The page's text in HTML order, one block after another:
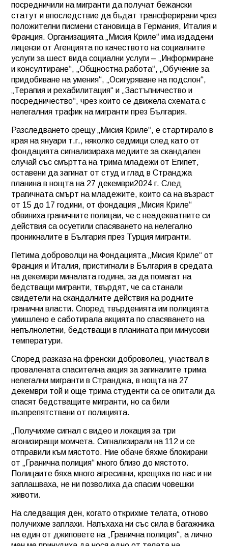
посредничили на мигранти да получат бежански
статут и впоследствие да бъдат трансферирани чрез
положителни писмени становища в Германия, Италия и
Франция. Организацията „Мисия Криле“ има издадени
лицензи от Агенцията по качеството на социалните
услуги за шест вида социални услуги – „Информиране
и консултиране“, „Общностна работа“, „Обучение за
придобиване на умения“, „Осигуряване на подслон“,
„Терапия и рехабилитация“ и „Застъпничество и
посредничество“, чрез които се движела схемата с
нелегалния трафик на мигранти през България.
Разследването срещу „Мисия Криле“, е стартирало в
края на януари т.г., няколко седмици след като от
фондацията сигнализираха медиите за скандален
случай със смъртта на трима младежи от Египет,
оставени да загинат от студ и глад в Странджа
планина в нощта на 27 декември2024 г. След
трагичната смърт на младежите, които са на възраст
от 15 до 17 години, от фондация „Мисия Криле“
обвиниха граничните полицаи, че с неадекватните си
действия са осуетили спасяването на нелегално
проникналите в България през Турция мигранти.
Петима доброволци на Фондацията „Мисия Криле“ от
Франция и Италия, пристигнали в България в средата
на декември миналата година, за да помагат на
бедстващи мигранти, твърдят, че са станали
свидетели на скандалните действия на родните
гранични власти. Според твърденията им полицията
умишлено е саботирала акцията по спасяването на
непълнолетни, бедстващи в планината при минусови
температури.
Според разказа на френски доброволец, участвал в
провалената спасителна акция за загиналите трима
нелегални мигранти в Странджа, в нощта на 27
декември той и още трима студенти са се опитали да
спасят бедстващите мигранти, но са били
възпрепятствани от полицията.
„Получихме сигнал с видео и локация за три
агонизиращи момчета. Сигнализирали на 112 и се
отправили към мястото. Ние обаче бяхме блокирани
от „Гранична полиция“ много близо до мястото.
Полицаите бяха много агресивни, крещяха по нас и ни
заплашваха, не ни позволиха да спасим човешки
животи.
На следващия ден, когато открихме телата, отново
получихме заплахи. Напъхаха ни със сила в багажника
на един от джиповете на „Гранична полиция“, а лично